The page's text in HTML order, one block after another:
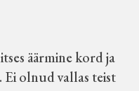
äärmine kord ja
olnud vallas teist